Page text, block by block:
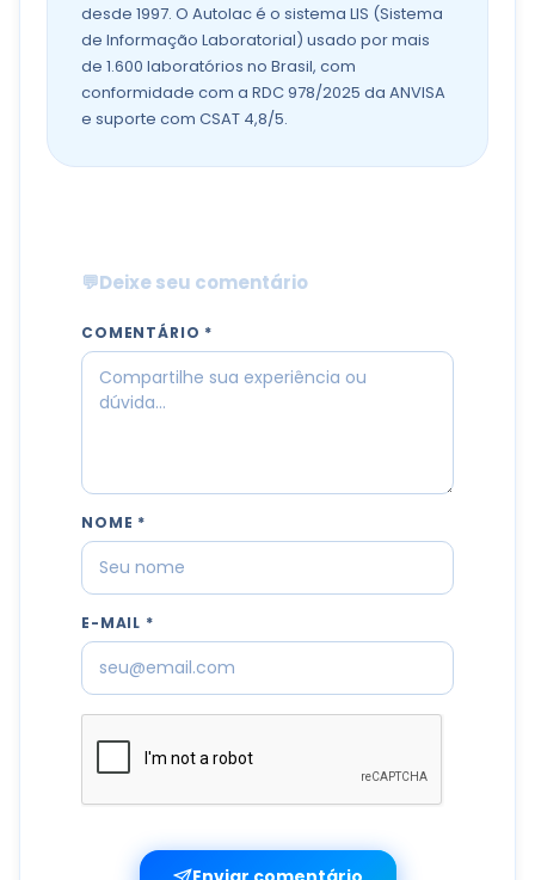
desde 1997. O Autolac é o sistema LIS (Sistema
de Informação Laboratorial) usado por mais
de 1.600 laboratórios no Brasil, com
conformidade com a RDC 978/2025 da ANVISA
e suporte com CSAT 4,8/5.
💬Deixe seu comentário
COMENTÁRIO *
NOME *
E-MAIL *